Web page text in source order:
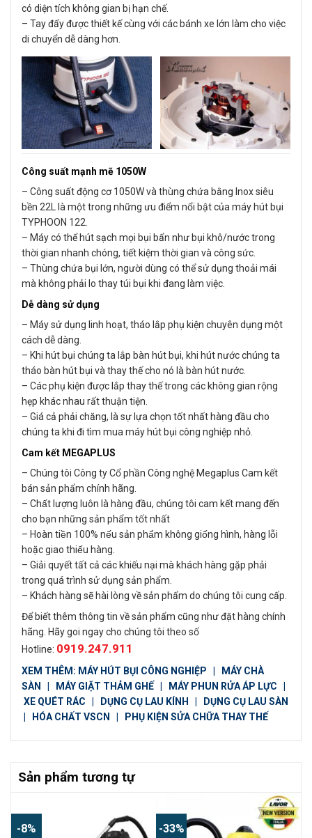
có diện tích không gian bị hạn chế.
– Tay đẩy được thiết kế cùng với các bánh xe lớn làm cho việc
di chuyển dễ dàng hơn.
Công suất mạnh mẽ 1050W
– Công suất động cơ 1050W và thùng chứa bằng Inox siêu
bền 22L là một trong những ưu điểm nổi bật của máy hút bụi
TYPHOON 122.
– Máy có thể hút sạch mọi bụi bẩn như bụi khô/nước trong
thời gian nhanh chóng, tiết kiệm thời gian và công sức.
– Thùng chứa bụi lớn, người dùng có thể sử dụng thoải mái
mà không phải lo thay túi bụi khi đang làm việc.
Dễ dàng sử dụng
– Máy sử dụng linh hoạt, tháo lắp phụ kiện chuyên dụng một
cách dễ dàng.
– Khi hút bụi chúng ta lắp bàn hút bụi, khi hút nước chúng ta
tháo bàn hút bụi và thay thế cho nó là bàn hút nước.
– Các phụ kiện được lắp thay thế trong các không gian rộng
hẹp khác nhau rất thuận tiện.
– Giá cả phải chăng, là sự lựa chọn tốt nhất hàng đầu cho
chúng ta khi đi tìm mua máy hút bụi công nghiệp nhỏ.
Cam kết MEGAPLUS
– Chúng tôi Công ty Cổ phần Công nghệ Megaplus Cam kết
bán sản phẩm chính hãng.
– Chất lượng luôn là hàng đầu, chúng tôi cam kết mang đến
cho bạn những sản phẩm tốt nhất
– Hoàn tiền 100% nếu sản phẩm không giống hình, hàng lỗi
hoặc giao thiếu hàng.
– Giải quyết tất cả các khiếu nại mà khách hàng gặp phải
trong quá trình sử dụng sản phẩm.
– Khách hàng sẽ hài lòng về sản phẩm do chúng tôi cung cấp.
Để biết thêm thông tin về sản phẩm cũng như đặt hàng chính
hãng. Hãy goi ngay cho chúng tôi theo số
Hotline: 0919.247.911
XEM THÊM: MÁY HÚT BỤI CÔNG NGHIỆP
MÁY CHÀ
SÀN
MÁY GIẶT THẢM GHẾ MÁY PHUN RỬA ÁP LỰC
XE QUÉT RÁC
DỤNG CỤ LAU KÍNH
DỤNG CỤ LAU SÀN
HÓA CHẤT VSCN PHỤ KIỆN SỬA CHỮA THAY THẾ
Sản phẩm tương tự
-8% -33%